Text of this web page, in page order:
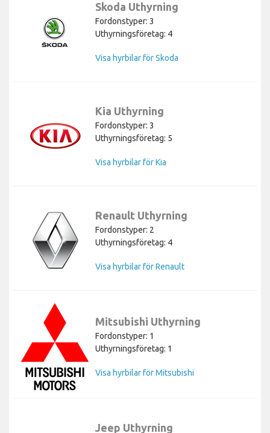
Skoda Uthyrning
Fordonstyper: 3
Uthyrningsföretag: 4
Visa hyrbilar för Skoda
Kia Uthyrning
Fordonstyper: 3
Uthyrningsföretag: 5
Visa hyrbilar för Kia
Renault Uthyrning
Fordonstyper: 2
Uthyrningsföretag: 4
Visa hyrbilar för Renault
Mitsubishi Uthyrning
Fordonstyper: 1
Uthyrningsföretag: 1
Visa hyrbilar för Mitsubishi
Jeep Uthyrning